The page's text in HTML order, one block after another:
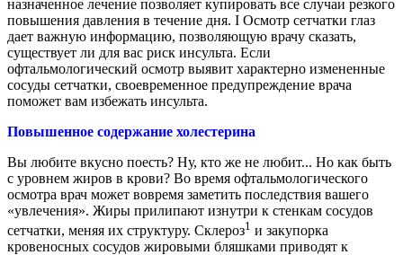
назначенное лечение позволяет купировать все случаи резкого
повышения давления в течение дня. I Осмотр сетчатки глаз
да­ет важную информацию, позволяющую врачу ска­зать,
существует ли для вас риск инсульта. Если
офтальмологический ос­мотр выявит характерно измененные
сосуды сетчатки, своевременное предупреждение врача
поможет вам избе­жать инсульта.
Повышенное содержание холестерина
Вы любите вкусно поесть? Ну, кто же не любит... Но как быть
с уровнем жиров в крови? Во время офталь­мологического
осмотра врач может вовремя за­метить последствия вашего
«увлечения». Жи­ры прилипают изнутри к стенкам сосудов
сет­чатки, меняя их структуру. Склероз1 и закупор­ка
кровеносных сосудов жировыми бляшками приводят к